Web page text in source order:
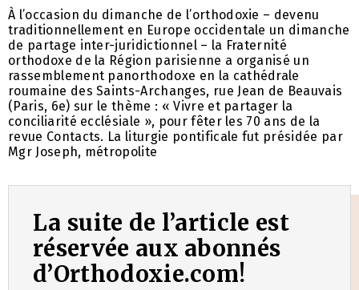
À l’occasion du dimanche de l’orthodoxie – devenu
traditionnellement en Europe occidentale un dimanche
de partage inter-juridictionnel – la Fraternité
orthodoxe de la Région parisienne a organisé un
rassemblement panorthodoxe en la cathédrale
roumaine des Saints-Archanges, rue Jean de Beauvais
(Paris, 6e) sur le thème : « Vivre et partager la
conciliarité ecclésiale », pour fêter les 70 ans de la
revue Contacts. La liturgie pontificale fut présidée par
Mgr Joseph, métropolite
La suite de l’article est
réservée aux abonnés
d’Orthodoxie.com!